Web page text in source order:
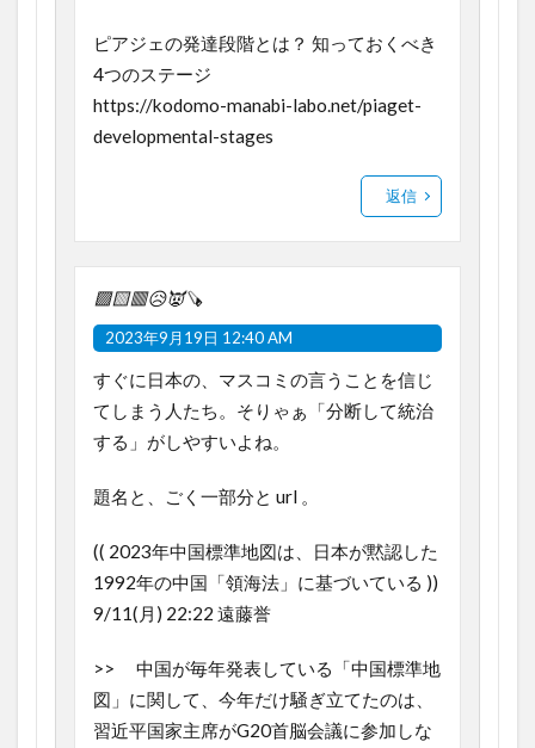
ピアジェの発達段階とは？ 知っておくべき
4つのステージ
https://kodomo-manabi-labo.net/piaget-
developmental-stages
返信
🟩🟨🟥😥👿🪚
2023年9月19日 12:40 AM
すぐに日本の、マスコミの言うことを信じ
てしまう人たち。そりゃぁ「分断して統治
する」がしやすいよね。
題名と、ごく一部分と url 。
(( 2023年中国標準地図は、日本が黙認した
1992年の中国「領海法」に基づいている ))
9/11(月) 22:22 遠藤誉
>> 中国が毎年発表している「中国標準地
図」に関して、今年だけ騒ぎ立てたのは、
習近平国家主席がG20首脳会議に参加しな